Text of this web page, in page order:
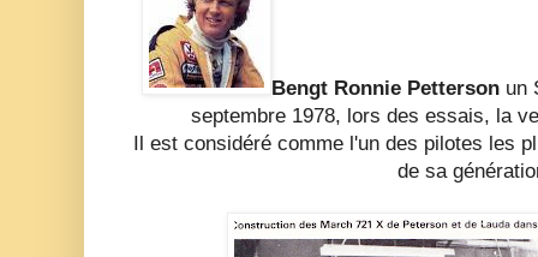
Bengt Ronnie Pettersonun
septembre 1978, lors des essais, la
Il est considéré comme l'un des pilotes les
de sa